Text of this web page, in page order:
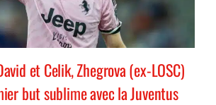
et Celik, Zhegrova (ex-LOSC)
but sublime avec la Juventus